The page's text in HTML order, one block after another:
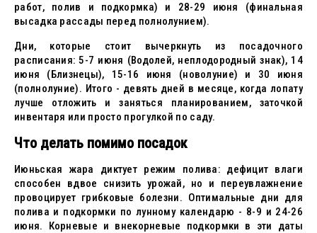
работ, полив и подкормка) и 28-29 июня (финальная
высадка рассады перед полнолунием).
Дни, которые стоит вычеркнуть из посадочного
расписания: 5-7 июня (Водолей, неплодородный знак), 14
июня (Близнецы), 15-16 июня (новолуние) и 30 июня
(полнолуние). Итого - девять дней в месяце, когда лопату
лучше отложить и заняться планированием, заточкой
инвентаря или просто прогулкой по саду.
Что делать помимо посадок
Июньская жара диктует режим полива: дефицит влаги
способен вдвое снизить урожай, но и переувлажнение
провоцирует грибковые болезни. Оптимальные дни для
полива и подкормки по лунному календарю - 8-9 и 24-26
июня. Корневые и внекорневые подкормки в эти даты